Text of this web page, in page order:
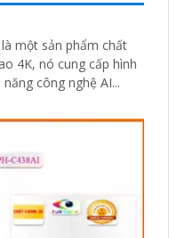
một sản phẩm chất
nữa, tính năng công nghệ AI...